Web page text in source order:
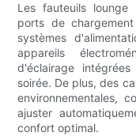
Les fauteuils
ports de
systèmes
appareils
d'éclairage
soirée. De plus, des
environnementales,
ajuster
confort optimal.